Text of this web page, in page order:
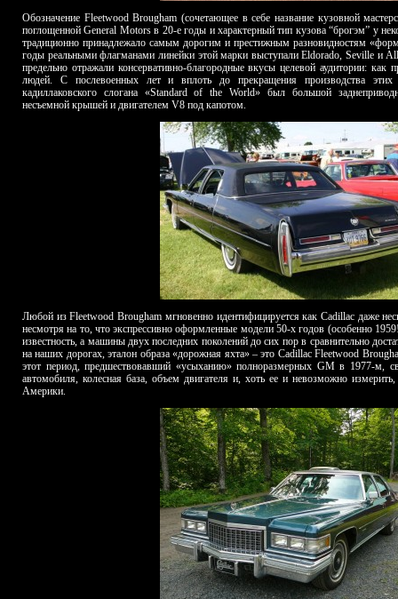
Обозначение Fleetwood Brougham (сочетающее в себе название кузовной
поглощенной General Motors в 20-е годы и характерный тип кузова “брогэм” у
традиционно принадлежало самым дорогим и престижным разновидностям
годы реальными флагманами линейки этой марки выступали Eldorado, Seville и
предельно отражали консервативно-благородные вкусы целевой аудитории: как
людей. С послевоенных лет и вплоть до прекращения производства
кадиллаковского слогана «Standard of the World» был большой
несъемной крышей и двигателем V8 под капотом.
Любой из Fleetwood Brougham мгновенно идентифицируется как Cadillac даже
несмотря на то, что экспрессивно оформленные модели 50-х годов (особенно
известность, а машины двух последних поколений до сих пор в сравнительно
на наших дорогах, эталон образа «дорожная яхта» – это Cadillac Fleetwood
этот период, предшествовавший «усыханию» полноразмерных GM в 1977-м,
автомобиля, колесная база, объем двигателя и, хоть ее и невозможно
Америки.